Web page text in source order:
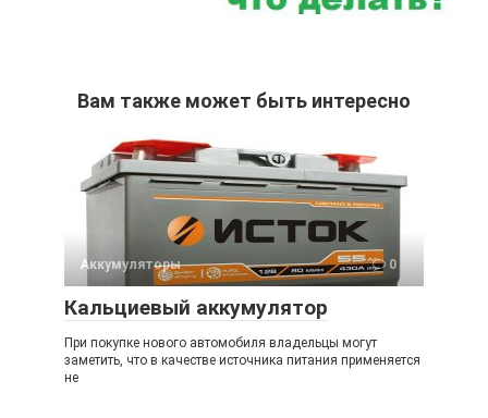
Вам также может быть интересно
Аккумуляторы 0
Кальциевый аккумулятор
При покупке нового автомобиля владельцы могут
заметить, что в качестве источника питания применяется
не